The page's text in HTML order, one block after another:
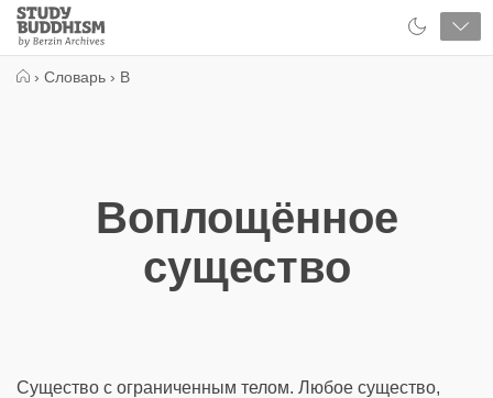
Close
Study
Buddhism
› Словарь › В
Воплощённое
существо
Существо с ограниченным телом. Любое существо,